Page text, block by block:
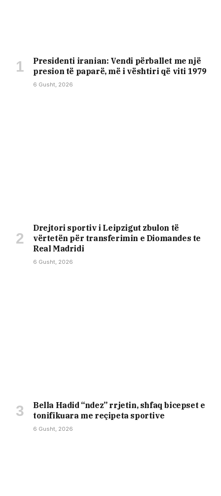
Presidenti iranian: Vendi përballet me një
presion të paparë, më i vështiri që viti 1979
6 Gusht, 2026
Drejtori sportiv i Leipzigut zbulon të
vërtetën për transferimin e Diomandes te
Real Madridi
6 Gusht, 2026
Bella Hadid “ndez” rrjetin, shfaq bicepset e
tonifikuara me reçipeta sportive
6 Gusht, 2026